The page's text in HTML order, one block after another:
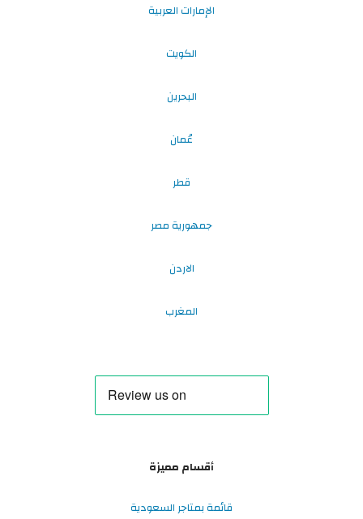
الإمارات العربية
الكويت
البحرين
عُمان
قطر
جمهورية مصر
الاردن
المغرب
أقسام مميزة
قائمة بمتاجر السعودية